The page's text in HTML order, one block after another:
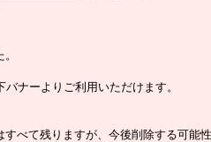
ナーよりご利用いただけます。
べて残りますが、今後削除する可能